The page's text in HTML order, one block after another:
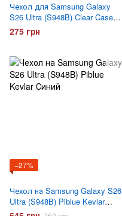
Чехол для Samsung Galaxy
S26 Ultra (S948B) Clear Case
Acrylic Premium (MagSafe)
Прозрачный
275 грн
−27%
Чехол на Samsung Galaxy S26
Ultra (S948B) Piblue Kevlar
Синий